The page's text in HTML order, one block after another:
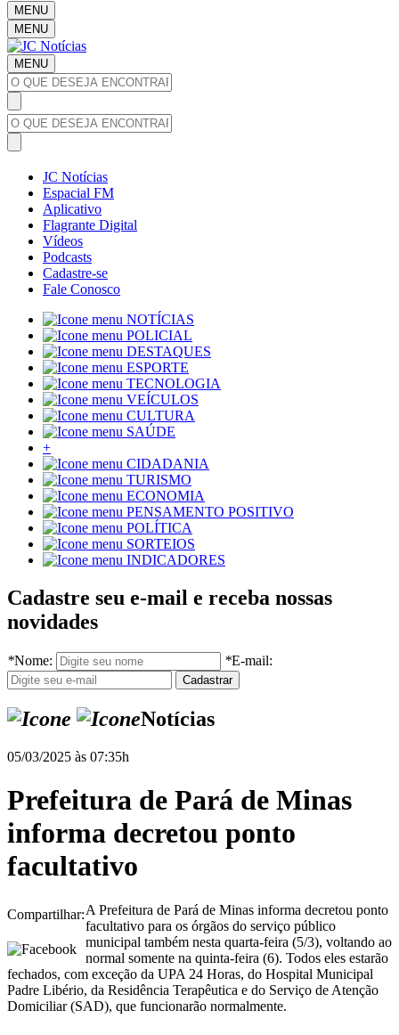
MENU
MENU
MENU
JC Notícias
Espacial FM
Aplicativo
Flagrante Digital
Vídeos
Podcasts
Cadastre-se
Fale Conosco
NOTÍCIAS
POLICIAL
DESTAQUES
ESPORTE
TECNOLOGIA
VEÍCULOS
CULTURA
SAÚDE
+
CIDADANIA
TURISMO
ECONOMIA
PENSAMENTO POSITIVO
POLÍTICA
SORTEIOS
INDICADORES
Cadastre seu e-mail e receba nossas
novidades
*Nome: *E-mail:
Notícias
05/03/2025 às 07:35h
Prefeitura de Pará de Minas
informa decretou ponto
facultativo
Compartilhar:A Prefeitura de Pará de Minas informa decretou ponto
facultativo para os órgãos do serviço público
municipal também nesta quarta-feira (5/3), voltando ao
normal somente na quinta-feira (6). Todos eles estarão
fechados, com exceção da UPA 24 Horas, do Hospital Municipal
Padre Libério, da Residência Terapêutica e do Serviço de Atenção
Domiciliar (SAD), que funcionarão normalmente.